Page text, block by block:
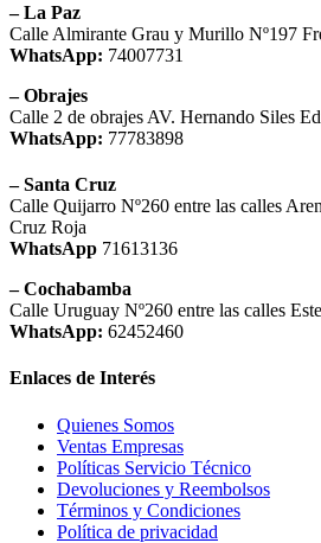
– La Paz
Calle Almirante Grau y Murillo Nº197
WhatsApp: 74007731
– Obrajes
Calle 2 de obrajes AV. Hernando Siles
WhatsApp: 77783898
– Santa Cruz
Calle Quijarro Nº260 entre las calles
Cruz Roja
WhatsApp 71613136
– Cochabamba
Calle Uruguay Nº260 entre las calles
WhatsApp: 62452460
Enlaces de Interés
Quienes Somos
Ventas Empresas
Políticas Servicio Técnico
Devoluciones y Reembolsos
Términos y Condiciones
Política de privacidad